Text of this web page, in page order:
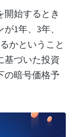
始するとき
1年、3年、
かということ
基づいた投資
の暗号価格予